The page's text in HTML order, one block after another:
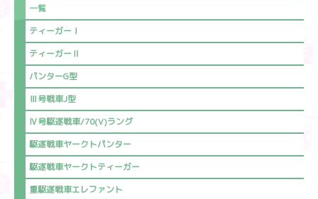
一覧
ティーガーⅠ
ティーガーⅡ
パンターG型
Ⅲ号戦車J型
Ⅳ号駆逐戦車/70(V)ラング
駆逐戦車ヤークトパンター
駆逐戦車ヤークトティーガー
重駆逐戦車エレファント